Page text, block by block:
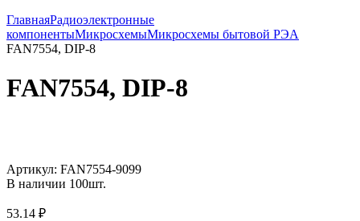
ГлавнаяРадиоэлектронные
компонентыМикросхемыМикросхемы бытовой РЭА
FAN7554, DIP-8
FAN7554, DIP-8
Артикул: FAN7554-9099
В наличии 100шт.
53.14 ₽